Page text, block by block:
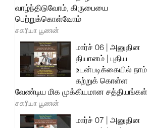
வாழ்ந்திடுவோம், கிருபையை
பெற்றுக்கொள்வோம்
சகரியா பூணன்
மார்ச் 06 | அனுதின
தியானம் | புதிய
உடன்படிக்கையில் நாம்
கற்றுக் கொள்ள
வேண்டிய மிக முக்கியமான சத்தியங்கள்
சகரியா பூணன்
மார்ச் 07 | அனுதின